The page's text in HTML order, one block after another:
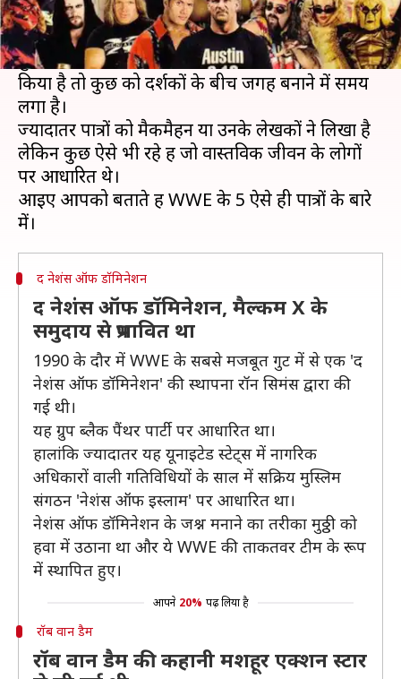
WWE फैंस ने हमेशा ऐसे पात्रों को पसंद किया है जो
बाकियों से अलग हो।
कुछ पात्र ऐसे रहे हैं जिन्हें लोगों ने पहले दिन से ही पसंद
किया है तो कुछ को दर्शकों के बीच जगह बनाने में समय
लगा है।
ज्यादातर पात्रों को मैकमैहन या उनके लेखकों ने लिखा है
लेकिन कुछ ऐसे भी रहे हैं जो वास्तविक जीवन के लोगों
पर आधारित थे।
आइए आपको बताते हैं WWE के 5 ऐसे ही पात्रों के बारे
द नेशंस ऑफ डॉमिनेशन
द नेशंस ऑफ डॉमिनेशन, मैल्कम X के
समुदाय से प्रभावित था
1990 के दौर में WWE के सबसे मजबूत गुट में से एक 'द
नेशंस ऑफ डॉमिनेशन' की स्थापना रॉन सिमंस द्वारा की
गई थी।
यह ग्रुप ब्लैक पैंथर पार्टी पर आधारित था।
हालांकि ज्यादातर यह यूनाइटेड स्टेट्स में नागरिक
अधिकारों वाली गतिविधियों के साल में सक्रिय मुस्लिम
संगठन 'नेशंस ऑफ इस्लाम' पर आधारित था।
नेशंस ऑफ डॉमिनेशन के जश्न मनाने का तरीका मुठ्ठी को
हवा में उठाना था और ये WWE की ताकतवर टीम के रूप
में स्थापित हुए।
आपने 20% पढ़ लिया है
रॉब वान डैम
रॉब वान डैम की कहानी मशहूर एक्शन स्टार